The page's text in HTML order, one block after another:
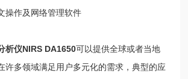
操作及网络管理软件
析仪NIRS DA1650可以提供全球或者当地
许多领域满足用户多元化的需求，典型的应